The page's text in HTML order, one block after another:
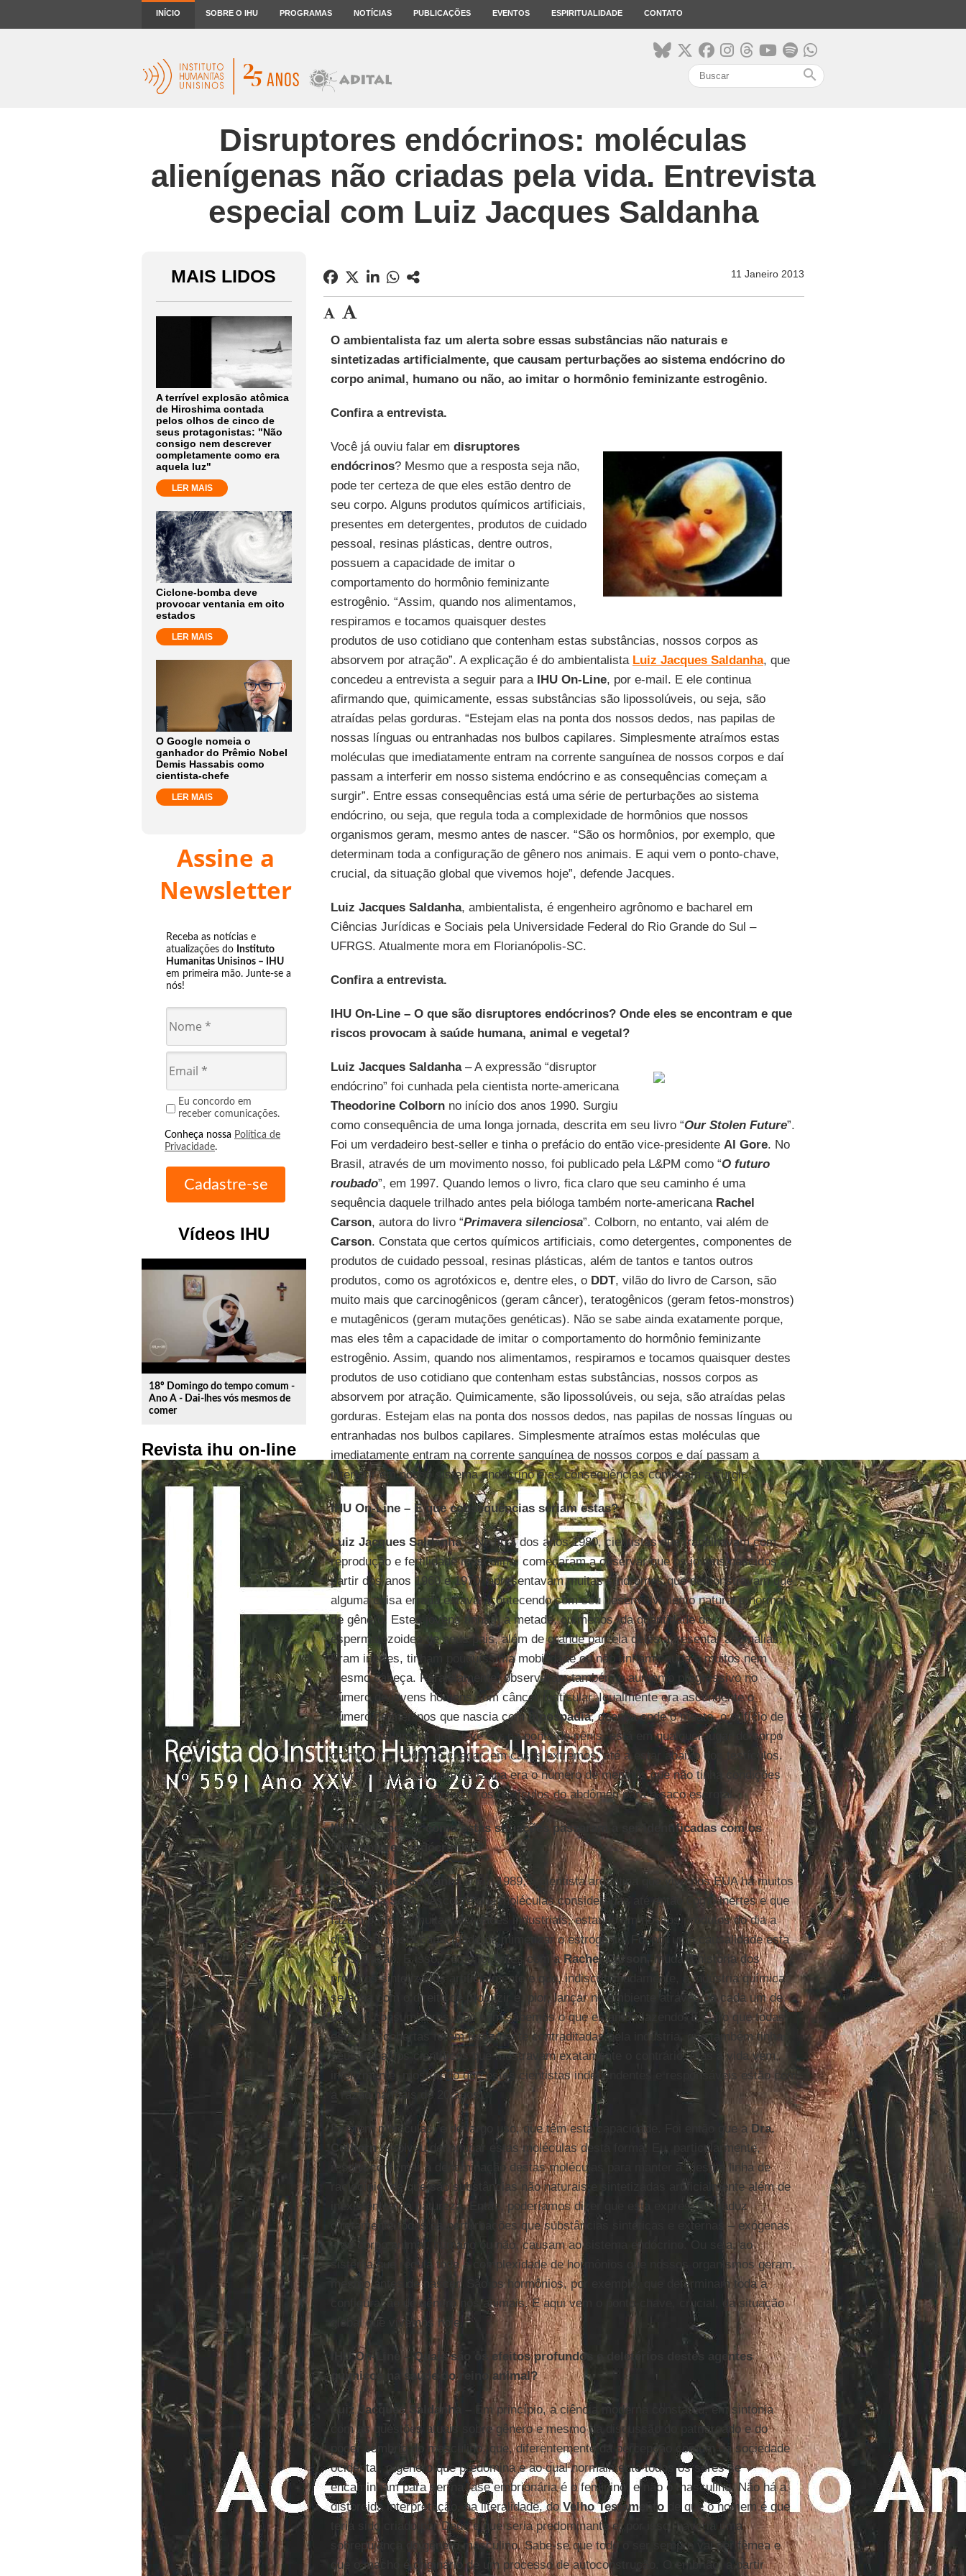
INÍCIO SOBRE O IHU PROGRAMAS NOTÍCIAS PUBLICAÇÕES EVENTOS ESPIRITUALIDADE CONTATO
search
Disruptores endócrinos: moléculas
alienígenas não criadas pela vida. Entrevista
especial com Luiz Jacques Saldanha
MAIS LIDOS
A terrível explosão atômica
de Hiroshima contada
pelos olhos de cinco de
seus protagonistas: "Não
consigo nem descrever
completamente como era
aquela luz"
LER MAIS
Ciclone-bomba deve
provocar ventania em oito
estados
LER MAIS
O Google nomeia o
ganhador do Prêmio Nobel
Demis Hassabis como
cientista-chefe
LER MAIS
Assine a
Newsletter
Receba as notícias e
atualizações do Instituto
Humanitas Unisinos – IHU
em primeira mão. Junte-se a
nós!
Eu concordo em
receber comunicações.
Conheça nossa Política de
Privacidade.
Vídeos IHU
play_circle_outline
18º Domingo do tempo comum -
Ano A - Dai-lhes vós mesmos de
comer
Revista ihu on-line
11 Janeiro 2013
O ambientalista faz um alerta sobre essas substâncias não naturais e
sintetizadas artificialmente, que causam perturbações ao sistema endócrino do
corpo animal, humano ou não, ao imitar o hormônio feminizante estrogênio.
Confira a entrevista.
Você já ouviu falar em disruptores
endócrinos? Mesmo que a resposta seja não,
pode ter certeza de que eles estão dentro de
seu corpo. Alguns produtos químicos artificiais,
presentes em detergentes, produtos de cuidado
pessoal, resinas plásticas, dentre outros,
possuem a capacidade de imitar o
comportamento do hormônio feminizante
estrogênio. “Assim, quando nos alimentamos,
respiramos e tocamos quaisquer destes
produtos de uso cotidiano que contenham estas substâncias, nossos corpos as
absorvem por atração”. A explicação é do ambientalista Luiz Jacques Saldanha, que
concedeu a entrevista a seguir para aIHU On-Line, por e-mail. E ele continua
afirmando que, quimicamente, essas substâncias são lipossolúveis, ou seja, são
atraídas pelas gorduras. “Estejam elas na ponta dos nossos dedos, nas papilas de
nossas línguas ou entranhadas nos bulbos capilares. Simplesmente atraímos estas
moléculas que imediatamente entram na corrente sanguínea de nossos corpos e daí
passam a interferir em nosso sistema endócrino e as consequências começam a
surgir”. Entre essas consequências está uma série de perturbações ao sistema
endócrino, ou seja, que regula toda a complexidade de hormônios que nossos
organismos geram, mesmo antes de nascer. “São os hormônios, por exemplo, que
determinam toda a configuração de gênero nos animais. E aqui vem o ponto-chave,
crucial, da situação global que vivemos hoje”, defende Jacques.
Luiz Jacques Saldanha, ambientalista, é engenheiro agrônomo e bacharel em
Ciências Jurídicas e Sociais pela Universidade Federal do Rio Grande do Sul –
UFRGS. Atualmente mora em Florianópolis-SC.
Confira a entrevista.
IHU On-Line – O que são disruptores endócrinos? Onde eles se encontram e que
riscos provocam à saúde humana, animal e vegetal?
Luiz Jacques Saldanha – A expressão “disruptor
endócrino” foi cunhada pela cientista norte-americana
Theodorine Colbornno início dos anos 1990. Surgiu
como consequência de uma longa jornada, descrita em seu livro “Our Stolen Future”.
Foi um verdadeiro best-seller e tinha o prefácio do então vice-presidente Al Gore. No
Brasil, através de um movimento nosso, foi publicado pela L&PM como “O futuro
roubado”, em 1997. Quando lemos o livro, fica claro que seu caminho é uma
sequência daquele trilhado antes pela bióloga também norte-americana Rachel
Carson, autora do livro “Primavera silenciosa”. Colborn, no entanto, vai além de
Carson. Constata que certos químicos artificiais, como detergentes, componentes de
produtos de cuidado pessoal, resinas plásticas, além de tantos e tantos outros
produtos, como os agrotóxicos e, dentre eles, oDDT, vilão do livro de Carson, são
muito mais que carcinogênicos (geram câncer), teratogênicos (geram fetos-monstros)
e mutagênicos (geram mutações genéticas). Não se sabe ainda exatamente porque,
mas eles têm a capacidade de imitar o comportamento do hormônio feminizante
estrogênio. Assim, quando nos alimentamos, respiramos e tocamos quaisquer destes
produtos de uso cotidiano que contenham estas substâncias, nossos corpos as
absorvem por atração. Quimicamente, são lipossolúveis, ou seja, são atraídas pelas
gorduras. Estejam elas na ponta dos nossos dedos, nas papilas de nossas línguas ou
entranhadas nos bulbos capilares. Simplesmente atraímos estas moléculas que
imediatamente entram na corrente sanguínea de nossos corpos e daí passam a
interferir em nosso sistema endócrino e as consequências começam a surgir.
IHU On-Line – E que consequências seriam estas?
Luiz Jacques Saldanha– No final dos anos 1980, cientistas que trabalhavam com
reprodução e fertilidade masculina, começaram a observar que os jovens nascidos a
partir dos anos 1960 e 1970, apresentavam muitas síndromes que demonstravam que
alguma coisa errada estava acontecendo com seu desenvolvimento natural e normal
de gênero. Estes jovens tinham a metade, ou menos, da quantidade de
espermatozoides de seus pais, além de grande parcela deles apresentar anomalias.
Eram inertes, tinham pouquíssima mobilidade ou não tinham cauda e muitos nem
mesmo cabeça. Paralelamente, observaram também o aumento progressivo no
número de jovens homens com câncer testicular. Igualmente era ascendente o
número de meninos que nascia comhipospádia, doença onde o meato, o orifício de
abertura da uretra, que deve ser na ponta do pênis, está em qualquer lugar do corpo
do membro, podendo chegar, em casos extremos, até a estar abaixo dos testículos.
Outra situação também estranha era o número de meninos que não tinha condições
de, naturalmente, baixarem os testículos do abdômen para o saco escrotal.
IHU On-Line– E como estas situações passaram a ser identificadas com os
“disruptores endócrinos”?
Luiz Jacques Saldanha– Em 1989, a cientista argentina que vive nos EUA há muitos
anos,Ana Soto, descobre que moléculas consideradas até então como inertes e que
fazem parte de muitas atividades industriais, estando em nossos produtos do dia a
dia, tinham esta capacidade de mimetizar o estrogênio. Foi por uma causalidade esta
constatação. E isso, como foi antes com aRachel Carson , muda a história dos
produtos sintetizados artificialmente e que, indiscriminadamente, a indústria química
se acha com o direito de produzir e, pior, lançar no ambiente através de cada um de
nós, os consumidores, que nem sabemos o que estamos fazendo. É claro que todas
estas descobertas foram ferozmente contraditadas pela indústria, que também tinha
seus trabalhos científicos que mostravam exatamente o contrário. Mas a vida vem,
infelizmente, mostrando que estes cientistas independentes e responsáveis estão com
a razão há mais de 20 anos.
Existem moléculas, e de largo uso, que têm esta capacidade. Foi então que a Dra.
Colbornresolveu denominar estas moléculas desta forma. Eu, particularmente,
resolvi confirmar a denominação destas moléculas para manter a mesma linha de
raciocínio, de que são substâncias não naturais e sintetizadas artificialmente além de
inexistentes na natureza. Então, poderíamos dizer que esta expressão traduz
diretamente todas as perturbações que substâncias sintéticas e externas – exógenas
– ao corpo animal, humano ou não, causam ao sistema endócrino. Ou seja, ao
sistema que regula toda a complexidade de hormônios que nossos organismos geram,
mesmo antes de nascer. São os hormônios, por exemplo, que determinam toda a
configuração de gênero nos animais. E aqui vem o ponto-chave, crucial, da situação
global que vivemos hoje.
IHU On-Line – Quais são os efeitos profundos e deletérios destes agentes
químicos na saúde do reino animal?
Luiz Jacques Saldanha
Em princípio, a ciência moderna constatou, em sintonia
com as questões atuais sobre gênero e mesmo da discussão do patriarcado e do
poder sombrio do masculino, que, diferentemente da percepção comum da sociedade
ocidental, o gênero que predomina e ao qual normalmente todos os seres se
encaminham para ser na fase embrionária é o feminino, e não o masculino. Não há a
distorcida interpretação, na literalidade, doVelho Testamento
de que o homem é que
teria sido criado por Deus e que seria predominante e, por isso, haveria uma
sobrepujança do gênero masculino. Sabe-se que todo o ser sempre vai ser fêmea e
que o macho é originário de um processo de autoconstrução. O embrião, a partir